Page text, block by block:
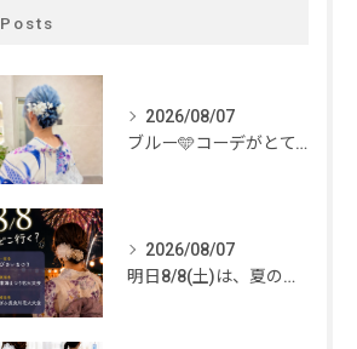
Posts
2026/08/07
ブルー🩵コーデがとてもお似合いでした✨
2026/08/07
明日8/8(土)は、夏のイベントがいっぱい🎆